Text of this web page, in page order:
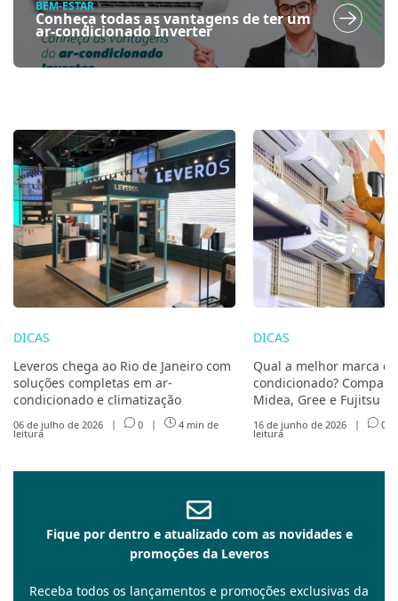
BEM-ESTAR
Conheça todas as vantagens de ter um
ar-condicionado Inverter
DICAS
Leveros chega ao Rio de Janeiro com
soluções completas em ar-
condicionado e climatização
06 de julho de 2026 | 0 | 4 min de
leitura
DICAS
Qual a melhor marca
condicionado?
Midea, Gree e Fujitsu
16 de junho de 2026 | 0
leitura
Fique por dentro e atualizado com as novidades e
promoções da Leveros
Receba todos os lançamentos e promoções exclusivas da